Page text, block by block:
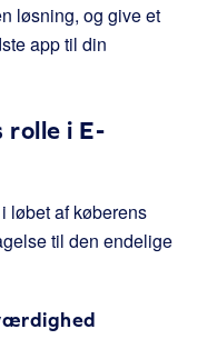
løsning, og give et
app til din
rolle i E-
løbet af køberens
til den endelige